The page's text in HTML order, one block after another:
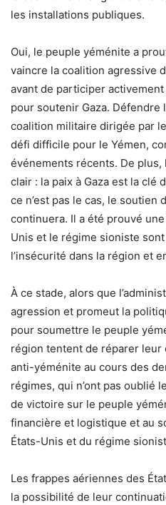
les installations publiques.
Oui, le peuple yéménite a
vaincre la coalition agressive
avant de participer
pour soutenir Gaza. Défendre
coalition militaire dirigée par
défi difficile pour le Yémen,
événements récents. De plus,
clair : la paix à Gaza est la clé
ce n’est pas le cas, le soutien
continuera. Il a été prouvé
Unis et le régime sioniste
l’insécurité dans la région et
À ce stade, alors que
agression et promeut la
pour soumettre le peuple
région tentent de réparer leur
anti-yéménite au cours des
régimes, qui n’ont pas oublié
de victoire sur le peuple
financière et logistique et au
États-Unis et du régime
Les frappes aériennes des
la possibilité de leur